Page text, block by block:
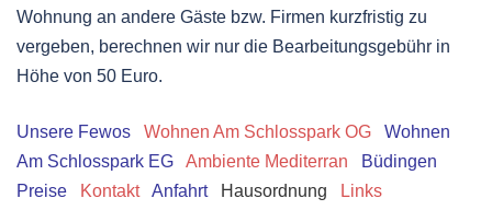
Wohnung an andere Gäste bzw. Firmen kurzfristig zu
vergeben, berechnen wir nur die Bearbeitungsgebühr in
Höhe von 50 Euro.
Unsere Fewos Wohnen Am Schlosspark OG
Wohnen
Am Schlosspark EG
Ambiente Mediterran
Büdingen
Preise
Kontakt Anfahrt Hausordnung
Links